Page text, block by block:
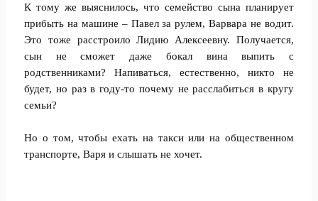
К тому же выяснилось, что семейство сына планирует
прибыть на машине – Павел за рулем, Варвара не водит.
Это тоже расстроило Лидию Алексеевну. Получается,
сын не сможет даже бокал вина выпить с
родственниками? Напиваться, естественно, никто не
будет, но раз в году-то почему не расслабиться в кругу
семьи?
Но о том, чтобы ехать на такси или на общественном
транспорте, Варя и слышать не хочет.